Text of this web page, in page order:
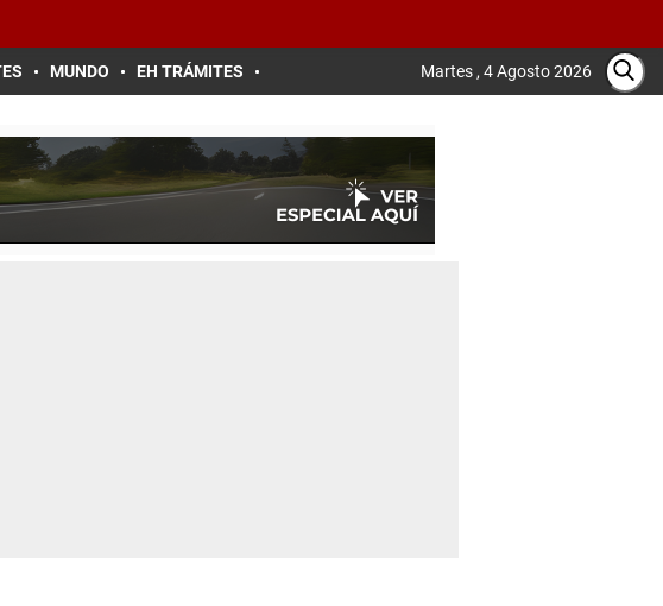
MUNDO EH TRÁMITES Martes , 4 Agosto 2026